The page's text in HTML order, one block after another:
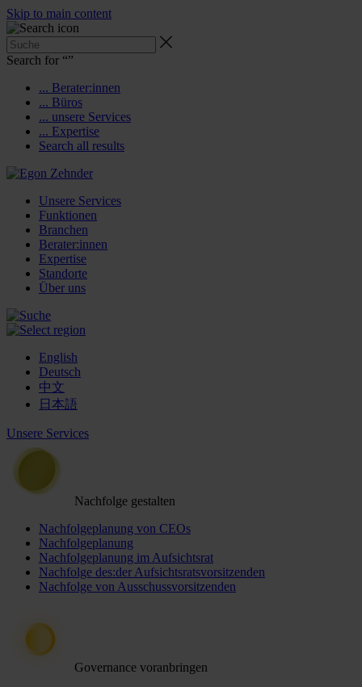
Skip to main content
Search for “”
... Berater:innen
... Büros
... unsere Services
... Expertise
Search all results
Unsere Services
Funktionen
Branchen
Berater:innen
Expertise
Standorte
Über uns
English
Deutsch
中文
日本語
Unsere Services
Nachfolge gestalten
Nachfolgeplanung von CEOs
Nachfolgeplanung
Nachfolgeplanung im Aufsichtsrat
Nachfolge des:der Aufsichtsratsvorsitzenden
Nachfolge von Ausschussvorsitzenden
Governance voranbringen